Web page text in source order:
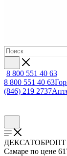
8 800 551 40 63
8 800 551 40 63
(846) 219 2737
Самаре по цене